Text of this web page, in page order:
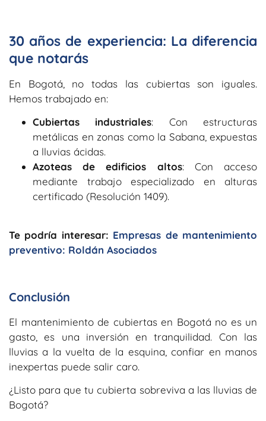
30 años de experiencia: La diferencia
que notarás
En Bogotá, no todas las cubiertas son iguales.
Hemos trabajado en:
Cubiertas industriales: Con estructuras
metálicas en zonas como la Sabana, expuestas
a lluvias ácidas.
Azoteas de edificios altos: Con acceso
mediante trabajo especializado en alturas
certificado (Resolución 1409).
Te podría interesar: Empresas de mantenimiento
preventivo: Roldán Asociados
Conclusión
El mantenimiento de cubiertas en Bogotá no es un
gasto, es una inversión en tranquilidad. Con las
lluvias a la vuelta de la esquina, confiar en manos
inexpertas puede salir caro.
¿Listo para que tu cubierta sobreviva a las lluvias de
Bogotá?